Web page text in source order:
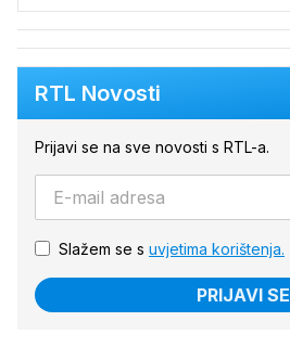
RTL Novosti
Prijavi se na sve novosti s RTL-a.
Slažem se s uvjetima korištenja.
PRIJAVI SE